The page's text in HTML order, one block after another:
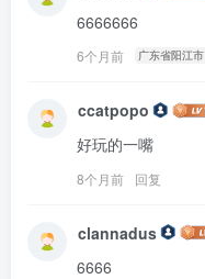
6666666
6个月前 广东省阳江市
ccatpopo
好玩的一嘴
8个月前 回复
clannadus
6666